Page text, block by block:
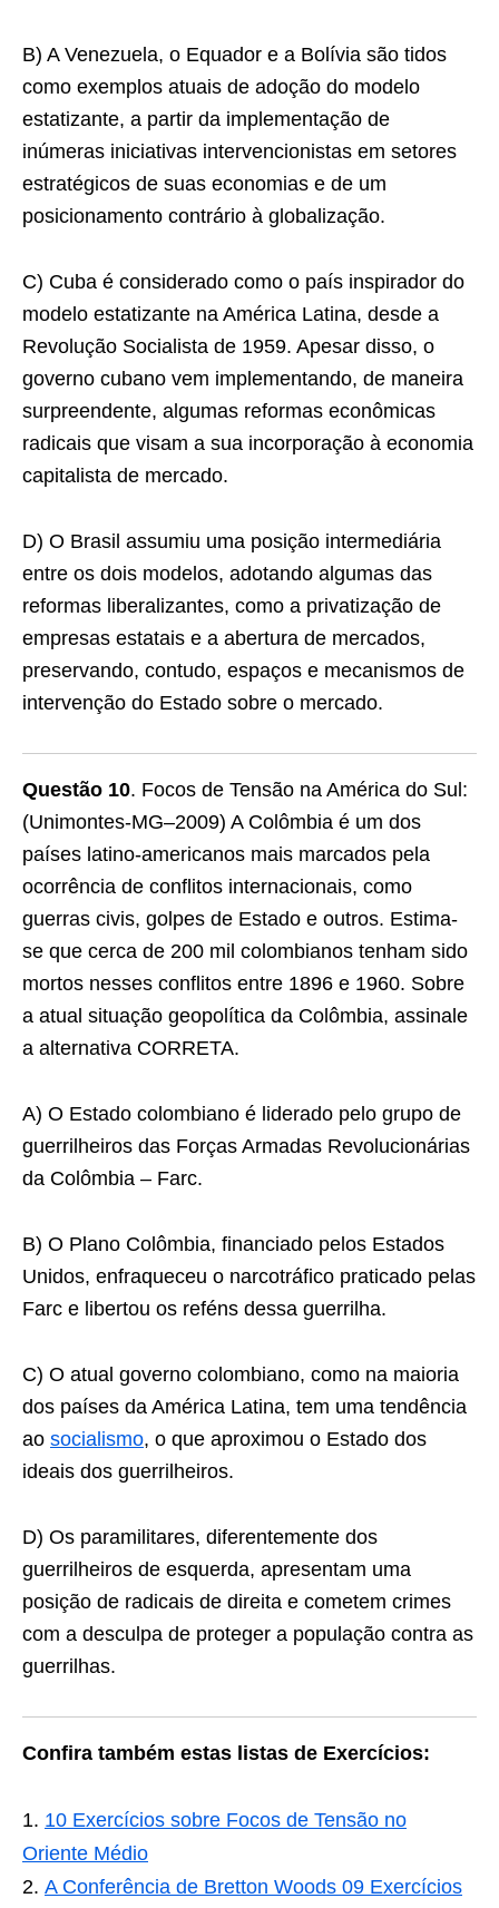
B) A Venezuela, o Equador e a Bolívia são tidos
como exemplos atuais de adoção do modelo
estatizante, a partir da implementação de
inúmeras iniciativas intervencionistas em setores
estratégicos de suas economias e de um
posicionamento contrário à globalização.
C) Cuba é considerado como o país inspirador do
modelo estatizante na América Latina, desde a
Revolução Socialista de 1959. Apesar disso, o
governo cubano vem implementando, de maneira
surpreendente, algumas reformas econômicas
radicais que visam a sua incorporação à economia
capitalista de mercado.
D) O Brasil assumiu uma posição intermediária
entre os dois modelos, adotando algumas das
reformas liberalizantes, como a privatização de
empresas estatais e a abertura de mercados,
preservando, contudo, espaços e mecanismos de
intervenção do Estado sobre o mercado.
Questão 10. Focos de Tensão na América do Sul:
(Unimontes-MG–2009) A Colômbia é um dos
países latino-americanos mais marcados pela
ocorrência de conflitos internacionais, como
guerras civis, golpes de Estado e outros. Estima-
se que cerca de 200 mil colombianos tenham sido
mortos nesses conﬂitos entre 1896 e 1960. Sobre
a atual situação geopolítica da Colômbia, assinale
a alternativa CORRETA.
A) O Estado colombiano é liderado pelo grupo de
guerrilheiros das Forças Armadas Revolucionárias
da Colômbia – Farc.
B) O Plano Colômbia, financiado pelos Estados
Unidos, enfraqueceu o narcotráfico praticado pelas
Farc e libertou os reféns dessa guerrilha.
C) O atual governo colombiano, como na maioria
dos países da América Latina, tem uma tendência
ao socialismo, o que aproximou o Estado dos
ideais dos guerrilheiros.
D) Os paramilitares, diferentemente dos
guerrilheiros de esquerda, apresentam uma
posição de radicais de direita e cometem crimes
com a desculpa de proteger a população contra as
guerrilhas.
Confira também estas listas de Exercícios:
10 Exercícios sobre Focos de Tensão no
Oriente Médio
A Conferência de Bretton Woods 09 Exercícios